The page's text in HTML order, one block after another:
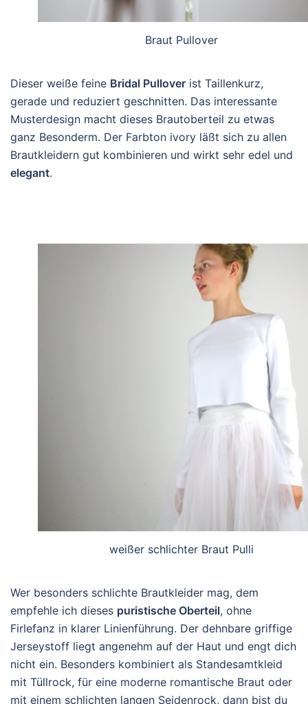
Braut Pullover
Dieser weiße feine Bridal Pullover ist Taillenkurz,
gerade und reduziert geschnitten. Das interessante
Musterdesign macht dieses Brautoberteil zu etwas
ganz Besonderm. Der Farbton ivory läßt sich zu allen
Brautkleidern gut kombinieren und wirkt sehr edel und
elegant.
weißer schlichter Braut Pulli
Wer besonders schlichte Brautkleider mag, dem
empfehle ich dieses puristische Oberteil, ohne
Firlefanz in klarer Linienführung. Der dehnbare griffige
Jerseystoff liegt angenehm auf der Haut und engt dich
nicht ein. Besonders kombiniert als Standesamtkleid
mit Tüllrock, für eine moderne romantische Braut oder
mit einem schlichten langen Seidenrock, dann bist du